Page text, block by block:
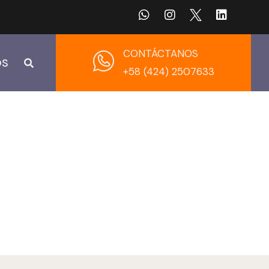
CONTÁCTANOS
+58 (424) 2507633